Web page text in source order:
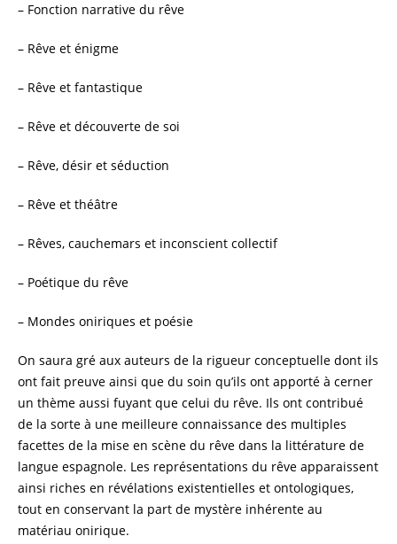
– Fonction narrative du rêve
– Rêve et énigme
– Rêve et fantastique
– Rêve et découverte de soi
– Rêve, désir et séduction
– Rêve et théâtre
– Rêves, cauchemars et inconscient collectif
– Poétique du rêve
– Mondes oniriques et poésie
On saura gré aux auteurs de la rigueur conceptuelle dont ils
ont fait preuve ainsi que du soin qu’ils ont apporté à cerner
un thème aussi fuyant que celui du rêve. Ils ont contribué
de la sorte à une meilleure connaissance des multiples
facettes de la mise en scène du rêve dans la littérature de
langue espagnole. Les représentations du rêve apparaissent
ainsi riches en révélations existentielles et ontologiques,
tout en conservant la part de mystère inhérente au
matériau onirique.